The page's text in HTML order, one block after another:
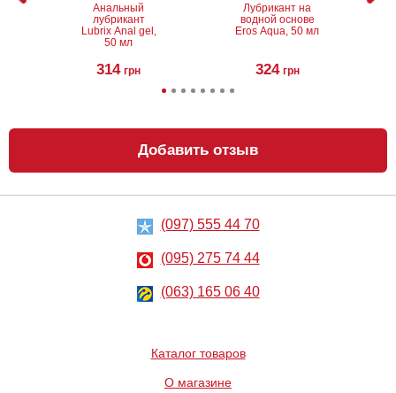
Анальный
лубрикант
Lubrix Anal gel,
50 мл
314 грн
Лубрикант на
водной основе
Eros Aqua, 50 мл
324 грн
Анальный
лубрикант на
водной основе
Just Glide Anal,
грн
Металлическая
пробка Slash, S
668
Добавить отзыв
(097) 555 44 70
(095) 275 74 44
(063) 165 06 40
Каталог товаров
О магазине